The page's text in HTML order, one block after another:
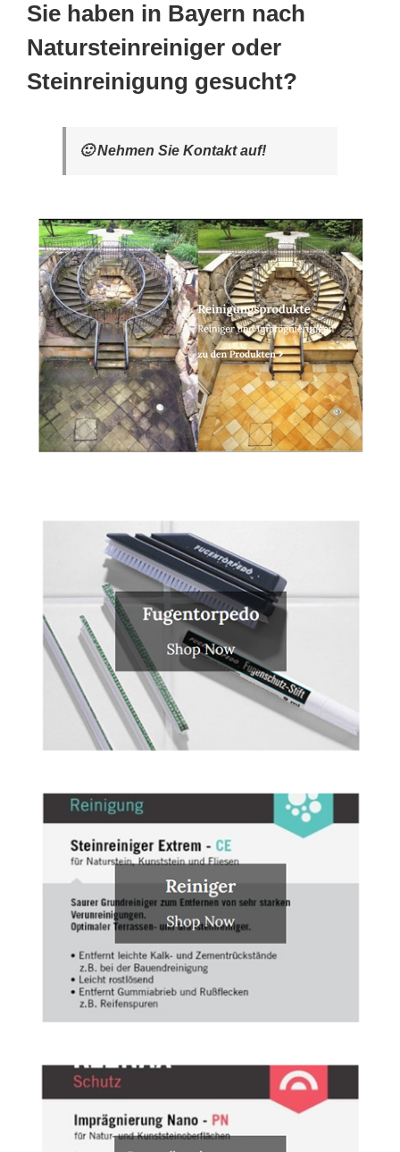
Sie haben in Bayern nach
Natursteinreiniger oder
Steinreinigung gesucht?
🙂 Nehmen Sie Kontakt auf!